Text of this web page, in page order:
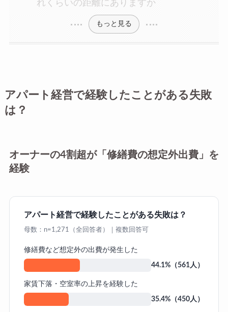
れくらいの距離にありますか
もっと見る
アパート経営で経験したことがある失敗
は？
オーナーの4割超が「修繕費の想定外出費」を
経験
アパート経営で経験したことがある失敗は？
母数：n=1,271（全回答者）｜複数回答可
修繕費など想定外の出費が発生した
44.1%（561人）
家賃下落・空室率の上昇を経験した
35.4%（450人）